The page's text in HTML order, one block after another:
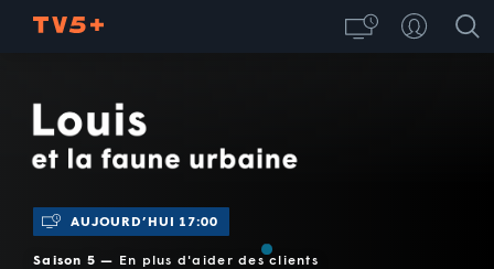
AUJOURD’HUI 17:00
Saison 5 — En plus d'aider des clients